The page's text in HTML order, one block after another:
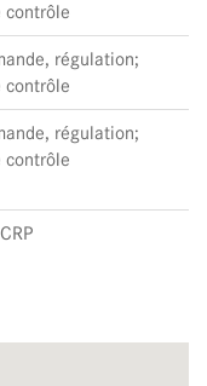
contrôle
régulation;
contrôle
régulation;
contrôle